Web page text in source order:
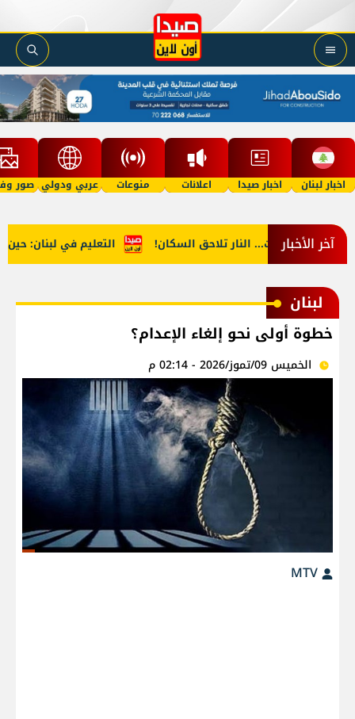
اخبار لبنان اخبار صيدا اعلانات منوعات عربي ودولي صور
آخر الأخبار التعليم في لبنان: حين وإخلاءات... النار تلاحق السكان!
لبنان
خطوة أولى نحو إلغاء الإعدام؟
الخميس 09/تموز/2026 - 02:14 م